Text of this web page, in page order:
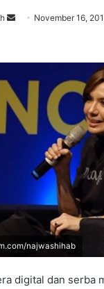
Send November 16,
najwashihab
digital dan serba